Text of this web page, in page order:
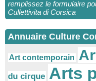
remplissez le formulaire
Cullettivita di Corsica
Annuaire Culture
Art contemporain
du cirque Arts